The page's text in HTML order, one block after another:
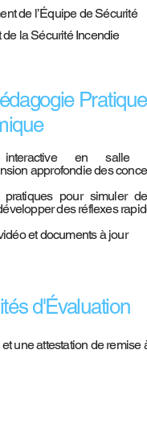
de l’Équipe de Sécurité
de la Sécurité Incendie
interactive en salle
approfondie des
pratiques pour simuler
des réflexes
et documents à jour
d'Évaluation
une attestation de remise